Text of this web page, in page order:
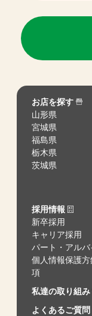
お店を探す
山形県
宮城県
福島県
栃木県
茨城県
採用情報
新卒採用
キャリア採用
パート・アルバ
個人情報保護
項
私達の取り組み
よくあるご質問